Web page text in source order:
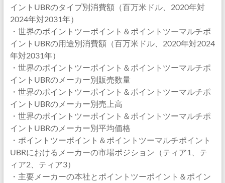
イントUBRのタイプ別消費額（百万米ドル、2020年対
2024年対2031年）
・世界のポイントツーポイント＆ポイントツーマルチポ
イントUBRの用途別消費額（百万米ドル、2020年対2024
年対2031年）
・世界のポイントツーポイント＆ポイントツーマルチポ
イントUBRのメーカー別販売数量
・世界のポイントツーポイント＆ポイントツーマルチポ
イントUBRのメーカー別売上高
・世界のポイントツーポイント＆ポイントツーマルチポ
イントUBRのメーカー別平均価格
・ポイントツーポイント＆ポイントツーマルチポイント
UBRにおけるメーカーの市場ポジション（ティア1、テ
ィア2、ティア3）
・主要メーカーの本社とポイントツーポイント＆ポイン